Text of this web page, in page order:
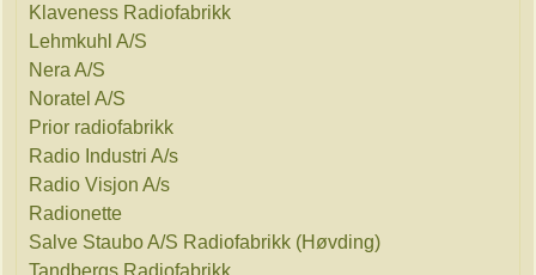
Klaveness Radiofabrikk
Lehmkuhl A/S
Nera A/S
Noratel A/S
Prior radiofabrikk
Radio Industri A/s
Radio Visjon A/s
Radionette
Salve Staubo A/S Radiofabrikk (Høvding)
Tandbergs Radiofabrikk